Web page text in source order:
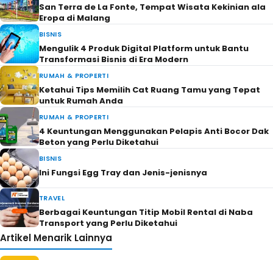
San Terra de La Fonte, Tempat Wisata Kekinian ala
Eropa di Malang
BISNIS
Mengulik 4 Produk Digital Platform untuk Bantu
Transformasi Bisnis di Era Modern
RUMAH & PROPERTI
Ketahui Tips Memilih Cat Ruang Tamu yang Tepat
untuk Rumah Anda
RUMAH & PROPERTI
4 Keuntungan Menggunakan Pelapis Anti Bocor Dak
Beton yang Perlu Diketahui
BISNIS
Ini Fungsi Egg Tray dan Jenis-jenisnya
TRAVEL
Berbagai Keuntungan Titip Mobil Rental di Naba
Transport yang Perlu Diketahui
Artikel Menarik Lainnya